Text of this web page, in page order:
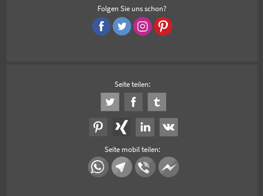
Folgen Sie uns schon?
Seite teilen:
Seite mobil teilen: